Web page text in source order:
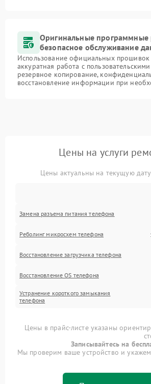
Оригинальные программные
безопасное обслуживание
Использование официальных прошивок
аккуратная работа с
резервное копирование,
восстановление информации при
Цены на услуги
Цены актуальны на текущую
Замена разъема питания телефона
Реболинг микросхем телефона
Восстановление загрузчика телефона
Восстановление OS телефона
Устранение короткого замыкания
телефона
Цены в прайс-листе указаны
Записывайтесь на
Мы проверим ваше устройство и